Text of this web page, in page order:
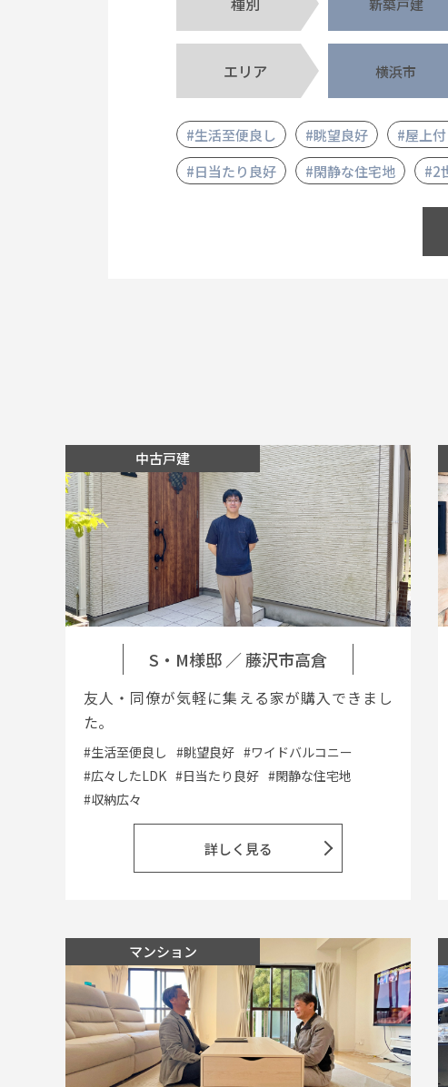
エリア 横浜市
#生活至便良し #眺望良好 #屋上
#日当たり良好
#閑静な住宅地 #2
中古戸建
S・M様邸 ／藤沢市高倉
友人・同僚が気軽に集える家が購入できまし
た。
#生活至便良し #眺望良好 #ワイドバルコニー
#広々したLDK #日当たり良好 #閑静な住宅地
#収納広々
詳しく見る
マンション